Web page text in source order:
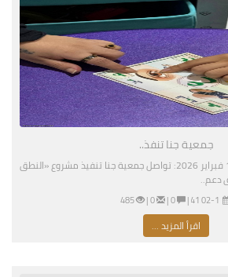
جمعية جنا تنفذ..
المدينة المنورة - الاثنين 16 فبراير 2026: تواصل جمعية جنا تنفيذ مشروع «النطق
دعم..
04:41 مساءً |
0 |
0 |
485
اقرأ المزيد ...